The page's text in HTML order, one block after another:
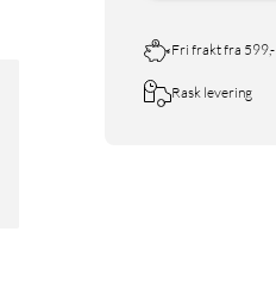
Fri frakt fra 599,-
Rask levering